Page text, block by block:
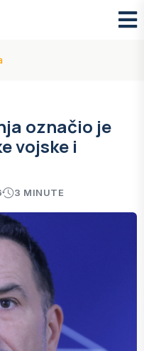
označio je
vojske i
3 MINUTE